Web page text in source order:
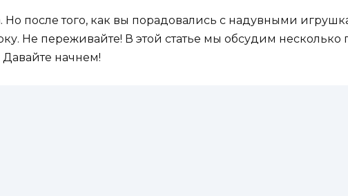
после того, как вы порадовались с надувными
Не переживайте! В этой статье мы обсудим несколько
начнем!